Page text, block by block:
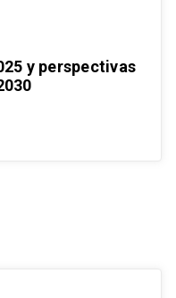
y perspectivas